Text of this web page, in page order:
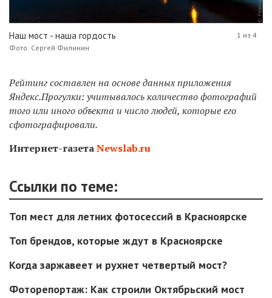
Наш мост - наша гордость
Фото: Сергей Филинин
1 из 4
Рейтинг составлен на основе данных приложения
Яндекс.Прогулки: учитывалось количество фотографий
того или иного объекта и число людей, которые его
сфотографировали.
Интернет-газетаNewslab.ru
Ссылки по теме:
Топ мест для летних фотосессий в Красноярске
Топ брендов, которые ждут в Красноярске
Когда заржавеет и рухнет четвертый мост?
Фоторепортаж: Как строили Октябрьский мост